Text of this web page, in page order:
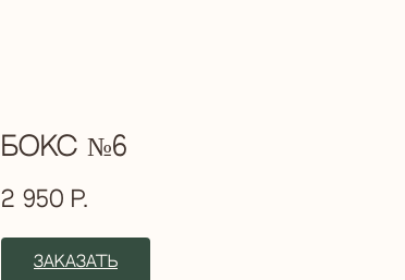
Бокс №6
2 950 р.
ЗАКАЗАТЬ